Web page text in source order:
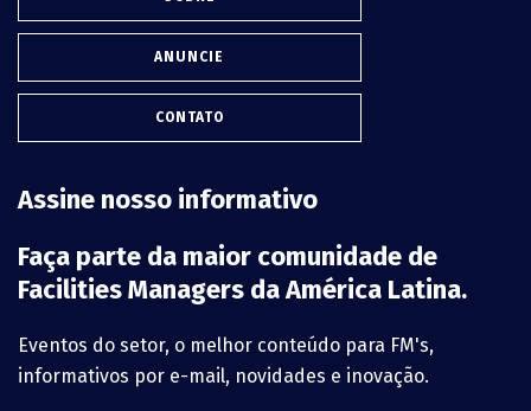
ANUNCIE
CONTATO
Assine nosso informativo
Faça parte da maior comunidade de
Facilities Managers da América Latina.
Eventos do setor, o melhor conteúdo para FM's,
informativos por e-mail, novidades e inovação.